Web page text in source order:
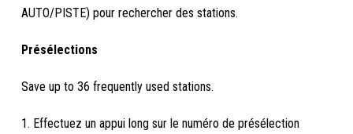
AUTO/PISTE) pour rechercher des stations.
Présélections
Save up to 36 frequently used stations.
1. Effectuez un appui long sur le numéro de présélection